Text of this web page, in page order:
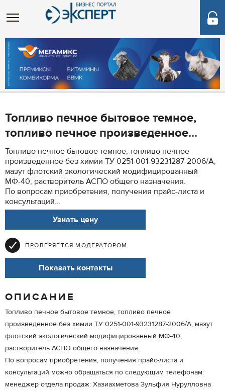
Топливо печное бытовое темное,
топливо печное произведенное...
Топливо печное бытовое темное, топливо печное
произведенное без химии ТУ 0251-001-93231287-2006/А,
мазут флотский экологический модифицированный
МФ-40, растворитель АСПО общего назначения.
По вопросам приобретения, получения прайс-листа и
консультаций...
Узнать цену
ПРОВЕРЯЕТСЯ МОДЕРАТОРОМ
Показать контакты
ОПИСАНИЕ
Топливо печное бытовое темное, топливо печное
произведенное без химии ТУ 0251-001-93231287-2006/А, мазут
флотский экологический модифицированный МФ-40,
растворитель АСПО общего назначения.
По вопросам приобретения, получения прайс-листа и
консультаций можно обращаться по следующим телефонам:
менеджер отдела продаж: Хазиахметова Зульфия Нурулловна